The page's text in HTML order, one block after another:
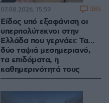
Είδος υπό εξαφάνιση οι
υπερπολύτεκνοι στην
Ελλάδα που γερνάει: Τα...
δύο ταψιά μεσημεριανό,
τα επιδόματα, η
καθημερινότητά τους
07.08.2026, 15:59 385